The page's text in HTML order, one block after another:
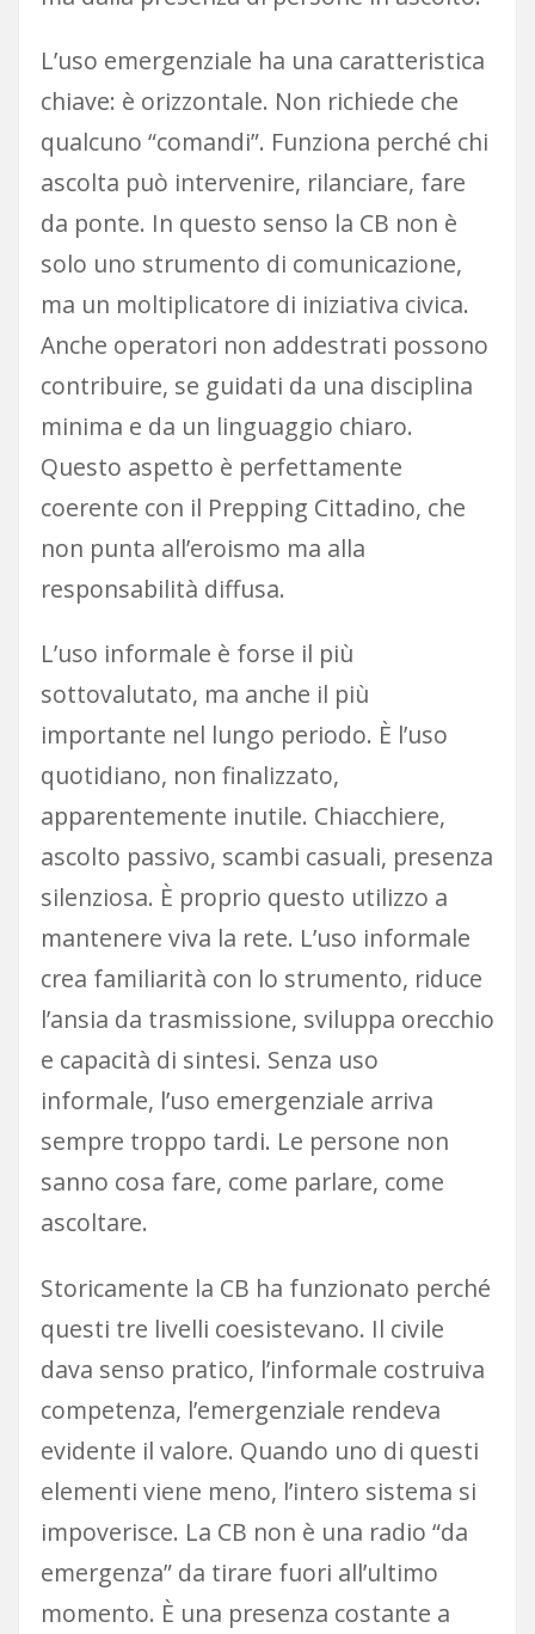
L’uso emergenziale ha una caratteristica
chiave: è orizzontale. Non richiede che
qualcuno “comandi”. Funziona perché chi
ascolta può intervenire, rilanciare, fare
da ponte. In questo senso la CB non è
solo uno strumento di comunicazione,
ma un moltiplicatore di iniziativa civica.
Anche operatori non addestrati possono
contribuire, se guidati da una disciplina
minima e da un linguaggio chiaro.
Questo aspetto è perfettamente
coerente con il Prepping Cittadino, che
non punta all’eroismo ma alla
responsabilità diffusa.
L’uso informale è forse il più
sottovalutato, ma anche il più
importante nel lungo periodo. È l’uso
quotidiano, non finalizzato,
apparentemente inutile. Chiacchiere,
ascolto passivo, scambi casuali, presenza
silenziosa. È proprio questo utilizzo a
mantenere viva la rete. L’uso informale
crea familiarità con lo strumento, riduce
l’ansia da trasmissione, sviluppa orecchio
e capacità di sintesi. Senza uso
informale, l’uso emergenziale arriva
sempre troppo tardi. Le persone non
sanno cosa fare, come parlare, come
ascoltare.
Storicamente la CB ha funzionato perché
questi tre livelli coesistevano. Il civile
dava senso pratico, l’informale costruiva
competenza, l’emergenziale rendeva
evidente il valore. Quando uno di questi
elementi viene meno, l’intero sistema si
impoverisce. La CB non è una radio “da
emergenza” da tirare fuori all’ultimo
momento. È una presenza costante a